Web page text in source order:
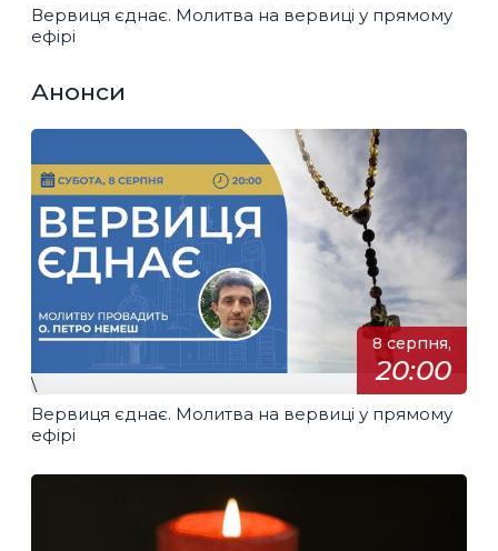
Вервиця єднає. Молитва на вервиці у прямому
ефірі
Анонси
8 серпня,
20:00
\
Вервиця єднає. Молитва на вервиці у прямому
ефірі